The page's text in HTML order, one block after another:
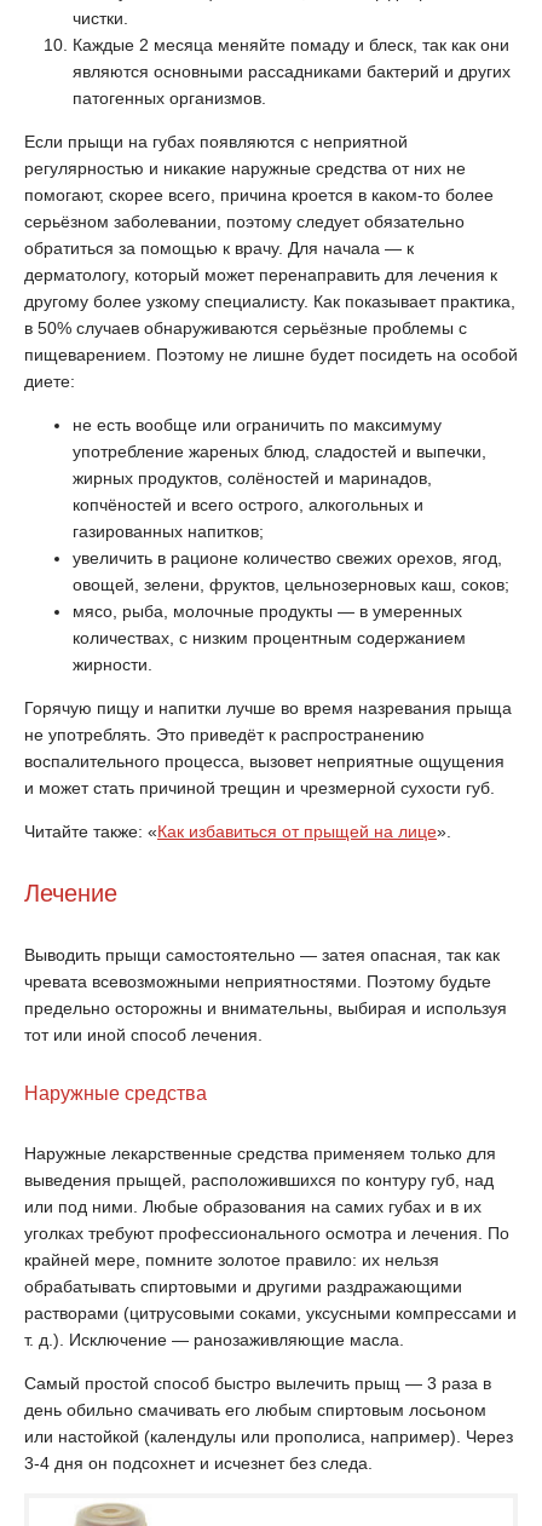
чистки.
Каждые 2 месяца меняйте помаду и блеск, так как они
являются основными рассадниками бактерий и других
патогенных организмов.
Если прыщи на губах появляются с неприятной
регулярностью и никакие наружные средства от них не
помогают, скорее всего, причина кроется в каком-то более
серьёзном заболевании, поэтому следует обязательно
обратиться за помощью к врачу. Для начала — к
дерматологу, который может перенаправить для лечения к
другому более узкому специалисту. Как показывает практика,
в 50% случаев обнаруживаются серьёзные проблемы с
пищеварением. Поэтому не лишне будет посидеть на особой
диете:
не есть вообще или ограничить по максимуму
употребление жареных блюд, сладостей и выпечки,
жирных продуктов, солёностей и маринадов,
копчёностей и всего острого, алкогольных и
газированных напитков;
увеличить в рационе количество свежих орехов, ягод,
овощей, зелени, фруктов, цельнозерновых каш, соков;
мясо, рыба, молочные продукты — в умеренных
количествах, с низким процентным содержанием
жирности.
Горячую пищу и напитки лучше во время назревания прыща
не употреблять. Это приведёт к распространению
воспалительного процесса, вызовет неприятные ощущения
и может стать причиной трещин и чрезмерной сухости губ.
Читайте также: «Как избавиться от прыщей на лице».
Лечение
Выводить прыщи самостоятельно — затея опасная, так как
чревата всевозможными неприятностями. Поэтому будьте
предельно осторожны и внимательны, выбирая и используя
тот или иной способ лечения.
Наружные средства
Наружные лекарственные средства применяем только для
выведения прыщей, расположившихся по контуру губ, над
или под ними. Любые образования на самих губах и в их
уголках требуют профессионального осмотра и лечения. По
крайней мере, помните золотое правило: их нельзя
обрабатывать спиртовыми и другими раздражающими
растворами (цитрусовыми соками, уксусными компрессами и
т. д.). Исключение — ранозаживляющие масла.
Самый простой способ быстро вылечить прыщ — 3 раза в
день обильно смачивать его любым спиртовым лосьоном
или настойкой (календулы или прополиса, например). Через
3-4 дня он подсохнет и исчезнет без следа.